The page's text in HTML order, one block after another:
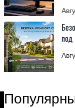
под